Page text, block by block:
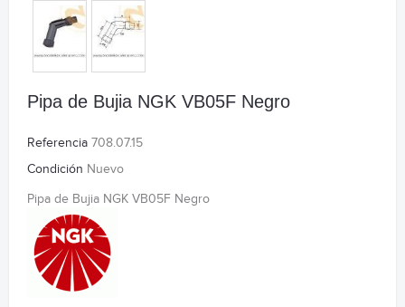
Pipa de Bujia NGK VB05F Negro
Referencia 708.07.15
Condición Nuevo
Pipa de Bujia NGK VB05F Negro